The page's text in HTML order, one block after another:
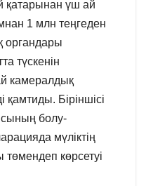
қатарынан үш ай
1 млн теңгеден
органдары
түскенін
камералдық
қамтиды. Біріншісі
болу-
мүліктің
көрсетуі